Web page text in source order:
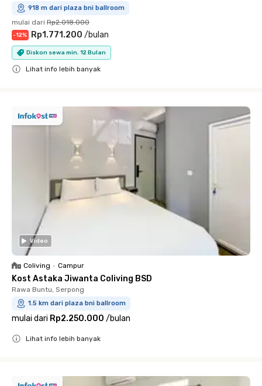
918 m dari plaza bni ballroom
mulai dari Rp2.018.000
-12% Rp1.771.200 /bulan
Diskon sewa min. 12 Bulan
Lihat info lebih banyak
Video
Coliving • Campur
Kost Astaka Jiwanta Coliving BSD
Rawa Buntu, Serpong
1.5 km dari plaza bni ballroom
mulai dari Rp2.250.000 /bulan
Lihat info lebih banyak